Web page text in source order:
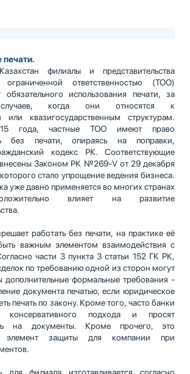
печати.
филиалы и представительства
ответственностью (ТОО)
использования печати, за
случаев, когда они относятся к
или квазигосударственным структурам.
года, частные ТОО имеют право
без печати, опираясь на поправки,
кодекс РК. Соответствующие
Законом РК №269-V от 29 декабря
стало упрощение ведения бизнеса.
уже давно применяется во многих странах
влияет на развитие
работать без печати, на практике её
важным элементом взаимодействия с
части 3 пункта 3 статьи 152 ГК РК,
по требованию одной из сторон могут
дополнительные формальные требования -
документа печатью, если юридическое
печать по закону. Кроме того, часто банки
консервативного подхода и просят
на документы. Кроме прочего, это
элемент защиты для компании при
для филиала изготавливается согласно